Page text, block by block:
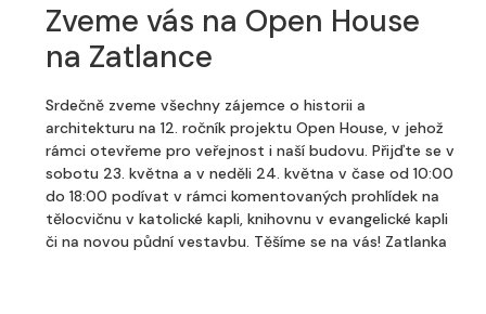
Zveme vás na Open House
na Zatlance
Srdečně zveme všechny zájemce o historii a
architekturu na 12. ročník projektu Open House, v jehož
rámci otevřeme pro veřejnost i naší budovu. Přijďte se v
sobotu 23. května a v neděli 24. května v čase od 10:00
do 18:00 podívat v rámci komentovaných prohlídek na
tělocvičnu v katolické kapli, knihovnu v evangelické kapli
či na novou půdní vestavbu. Těšíme se na vás! Zatlanka